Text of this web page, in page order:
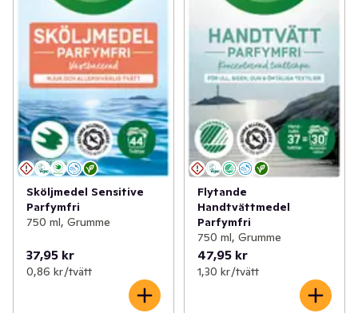
Sköljmedel Sensitive
Parfymfri
750 ml, Grumme
37,95 kr
0,86 kr /tvätt
Flytande
Handtvättmedel
Parfymfri
750 ml, Grumme
47,95 kr
1,30 kr /tvätt